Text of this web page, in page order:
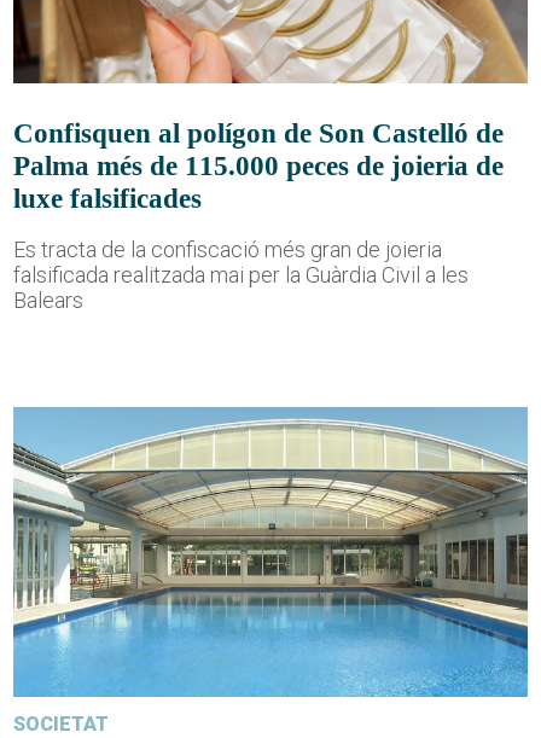
Confisquen al polígon de Son Castelló de
Palma més de 115.000 peces de joieria de
luxe falsificades
Es tracta de la confiscació més gran de joieria
falsificada realitzada mai per la Guàrdia Civil a les
Balears
SOCIETAT